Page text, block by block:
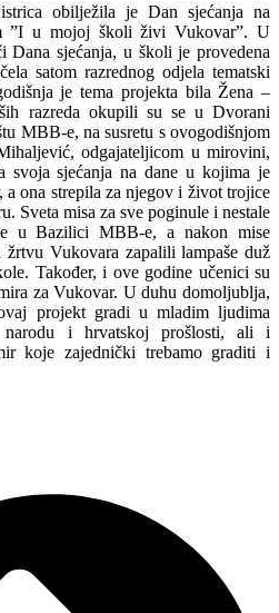
obilježila je Dan sjećanja na
”I u mojoj školi živi Vukovar”. U
Dana sjećanja, u školi je provedena
satom razrednog odjela tematski
je tema projekta bila Žena –
razreda okupili su se u Dvorani
MBB-e, na susretu s ovogodišnjom
odgajateljicom u mirovini,
svoja sjećanja na dane u kojima je
ona strepila za njegov i život trojice
Sveta misa za sve poginule i nestale
u Bazilici MBB-e, a nakon mise
Vukovara zapalili lampaše duž
Također, i ove godine učenici su
za Vukovar. U duhu domoljublja,
projekt gradi u mladim ljudima
narodu i hrvatskoj prošlosti, ali i
koje zajednički trebamo graditi i